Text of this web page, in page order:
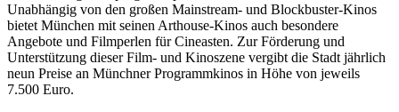
Unabhängig von den großen Mainstream- und Blockbuster-Kinos
bietet München mit seinen Arthouse-Kinos auch besondere
Angebote und Filmperlen für Cineasten. Zur Förderung und
Unterstützung dieser Film- und Kinoszene vergibt die Stadt jährlich
neun Preise an Münchner Programmkinos in Höhe von jeweils
7.500 Euro.